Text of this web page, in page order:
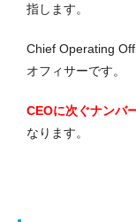
指します。
Chief Operating
オフィサーです。
CEOに次ぐナンバ
なります。